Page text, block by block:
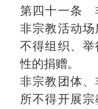
第四十一条
非宗教活动
不得组织、
性的捐赠。
非宗教团体
所不得开展